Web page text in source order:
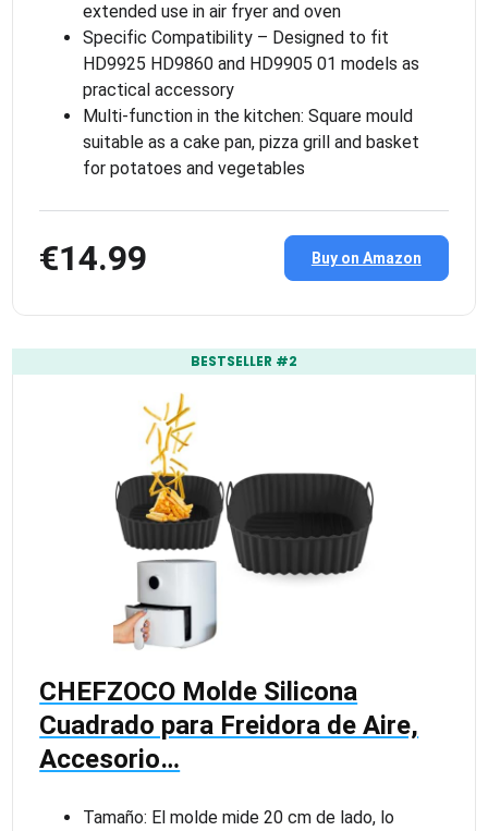
extended use in air fryer and oven
Specific Compatibility – Designed to fit
HD9925 HD9860 and HD9905 01 models as
practical accessory
Multi-function in the kitchen: Square mould
suitable as a cake pan, pizza grill and basket
for potatoes and vegetables
€14.99 Buy on Amazon
BESTSELLER #2
CHEFZOCO Molde Silicona
Cuadrado para Freidora de Aire,
Accesorio…
Tamaño: El molde mide 20 cm de lado, lo